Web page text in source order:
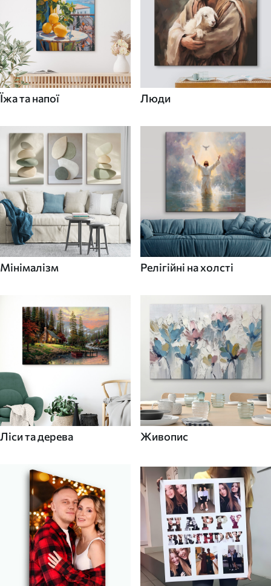
Їжа та напої Люди
Мінімалізм Релігійні на холсті
Ліси та дерева Живопис